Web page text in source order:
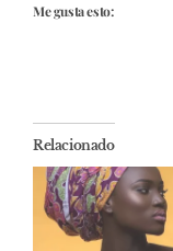
Me gusta esto:
Relacionado